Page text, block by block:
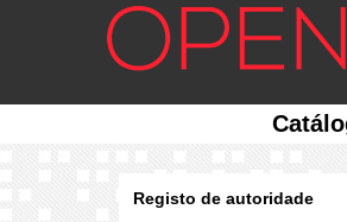
Registo de autoridade